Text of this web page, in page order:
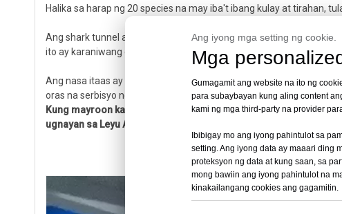
Halika sa harap ng 20 species na may iba't ibang kulay at tirahan,
Ang shark tunnel ay isang underwater tunnel na dumadaan sa
ito ay karaniwang gawa sa makapal na acrylic.
Ang nasa itaas ay tungkol sa mga aquarium tunnel, underwater
oras na serbisyo ng pabrika ng Leyu.
Kung mayroon kang anumang mga katanungan tungkol saTunnel
ugnayan sa Leyu Acrylic.
Ang iyong mga setting ng cookie.
Mga
Gumagamit ang website na ito ng
para subaybayan kung aling content
kami ng mga third-party na provider
Ibibigay mo ang iyong pahintulot sa
setting. Ang iyong data ay maaari ding
proteksyon ng data at kung saan, sa
mong bawiin ang iyong pahintulot na
kinakailangang cookies ang gagamitin.